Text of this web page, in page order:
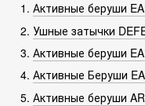
Активные беруши
Ушные затычки
Активные беруши
Активные Беруши
Активные беруши